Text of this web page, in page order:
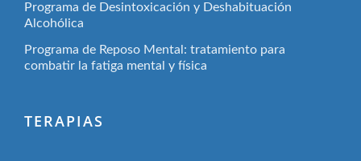
Programa de Desintoxicación y Deshabituación
Alcohólica
Programa de Reposo Mental: tratamiento para
combatir la fatiga mental y física
TERAPIAS